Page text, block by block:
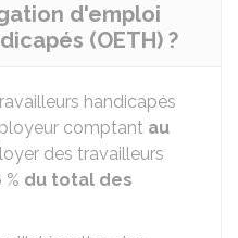
d'emploi
(OETH) ?
handicapés
comptant au
des travailleurs
% du total des